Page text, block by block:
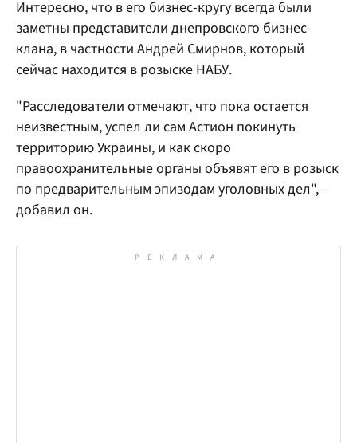
Интересно, что в его бизнес-кругу всегда были
заметны представители днепровского бизнес-
клана, в частности Андрей Смирнов, который
сейчас находится в розыске НАБУ.
"Расследователи отмечают, что пока остается
неизвестным, успел ли сам Астион покинуть
территорию Украины, и как скоро
правоохранительные органы объявят его в розыск
по предварительным эпизодам уголовных дел", –
добавил он.